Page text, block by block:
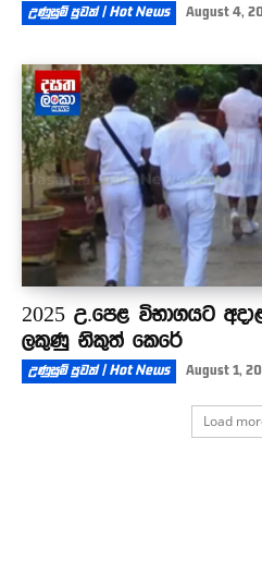
උණුසුම් පුවත් | Hot News August 4,
2025 උ.පෙළ විභාගයට
ලකුණු නිකුත් කෙරේ
උණුසුම් පුවත් | Hot News August 1,
Load